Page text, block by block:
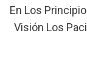
En Los
Visión Los